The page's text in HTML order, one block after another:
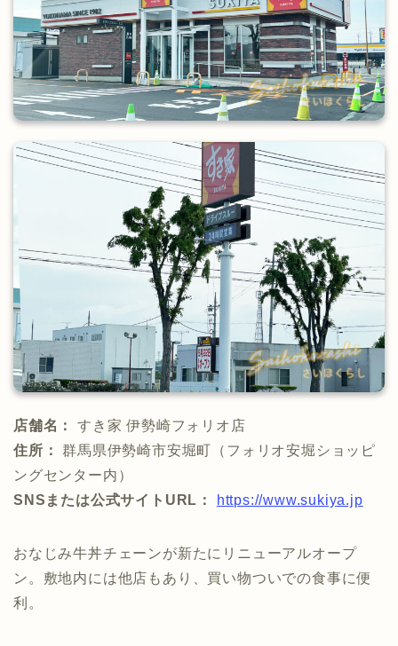
店舗名：
すき家 伊勢崎フォリオ店
住所：
群馬県伊勢崎市安堀町（フォリオ安堀ショッピ
ングセンター内）
SNSまたは公式サイトURL：
https://www.sukiya.jp
おなじみ牛丼チェーンが新たにリニューアルオープ
ン。敷地内には他店もあり、買い物ついでの食事に便
利。